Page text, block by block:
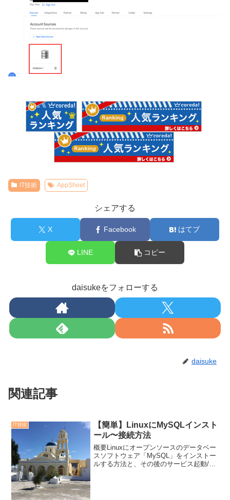
IT技術 AppSheet
シェアする
X Facebook はてブ
LINE コピー
daisukeをフォローする
daisuke
関連記事
IT技術
【簡単】LinuxにMySQLインスト
ール〜接続方法
概要Linuxにオープンソースのデータベー
スソフトウェア「MySQL」をインストー
ルする方法と、その後のサービス起動/停